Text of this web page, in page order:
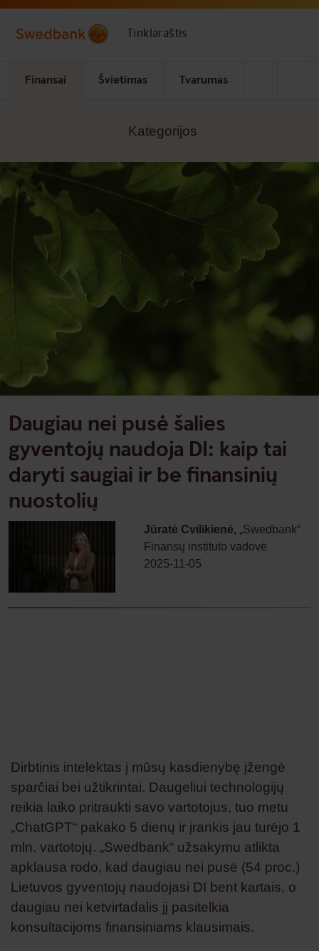
Skip to main content
Tinklaraštis
Finansai Švietimas Tvarumas
Kategorijos
Daugiau nei pusė šalies
gyventojų naudoja DI: kaip tai
daryti saugiai ir be finansinių
nuostolių
Jūratė Cvilikienė, „Swedbank“
Finansų instituto vadovė
2025-11-05
Dirbtinis intelektas į mūsų kasdienybę įžengė
sparčiai bei užtikrintai. Daugeliui technologijų
reikia laiko pritraukti savo vartotojus, tuo metu
„ChatGPT“ pakako 5 dienų ir įrankis jau turėjo 1
mln. vartotojų. „Swedbank“ užsakymu atlikta
apklausa rodo, kad daugiau nei pusė (54 proc.)
Lietuvos gyventojų naudojasi DI bent kartais, o
daugiau nei ketvirtadalis jį pasitelkia
konsultacijoms finansiniams klausimais.